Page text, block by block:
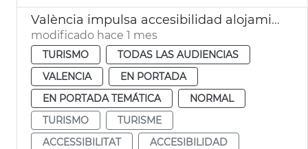
València impulsa accesibilidad alojamientos turísticos
modificado hace 1 mes
TURISMO
TODAS LAS AUDIENCIAS
VALENCIA
EN PORTADA
EN PORTADA TEMÁTICA
NORMAL
TURISMO
TURISME
ACCESSIBILITAT
ACCESIBILIDAD